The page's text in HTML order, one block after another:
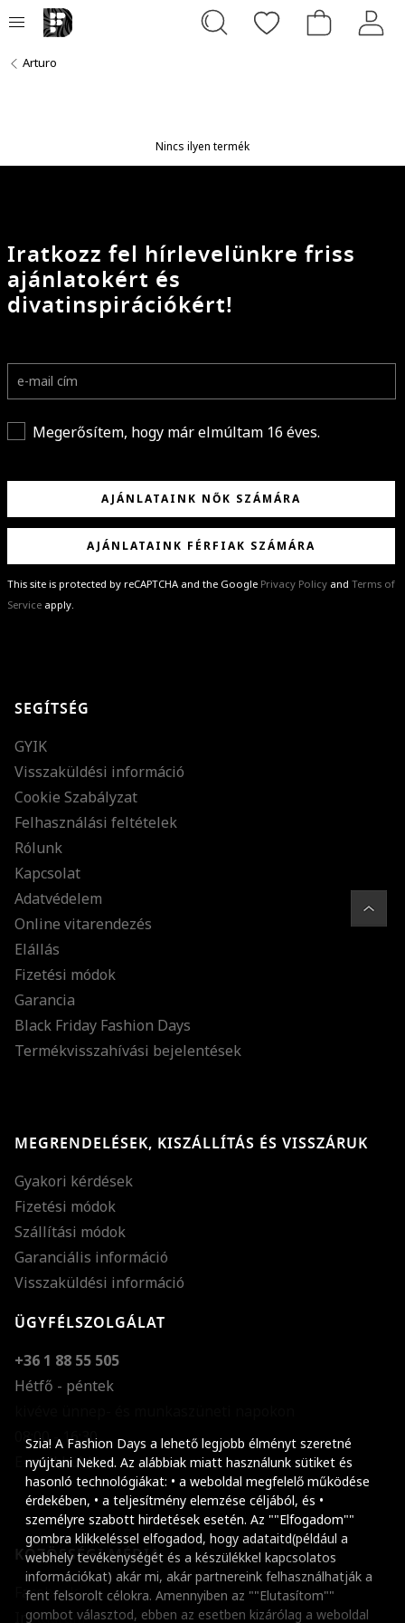
Szia! A Fashion Days a lehető legjobb élményt szeretné
nyújtani Neked. Az alábbiak miatt használunk sütiket és
hasonló technológiákat: • a weboldal megfelelő működése
érdekében, • a teljesítmény elemzése céljából, és •
személyre szabott hirdetések esetén. Az ""Elfogadom""
gombra klikkeléssel elfogadod, hogy adataitd(például a
webhely tevékenységét és a készülékkel kapcsolatos
információkat) akár mi, akár partnereink felhasználhatják a
fent felsorolt célokra. Amennyiben az ""Elutasítom""
gombot választod, ebben az esetben kizárólag a weboldal
Arturo
Nincs ilyen termék
Iratkozz fel hírlevelünkre friss
ajánlatokért és
divatinspirációkért!
Megerősítem, hogy már elmúltam 16 éves.
AJÁNLATAINK NŐK SZÁMÁRA
AJÁNLATAINK FÉRFIAK SZÁMÁRA
This site is protected by reCAPTCHA and the Google Privacy Policy and Terms of
Service apply.
különleges ajánlatainkat és stílustippjeinket!
SEGÍTSÉG
GYIK
Visszaküldési információ
Cookie Szabályzat
Felhasználási feltételek
Rólunk
Kapcsolat
Adatvédelem
Online vitarendezés
Elállás
Fizetési módok
Garancia
Black Friday Fashion Days
Termékvisszahívási bejelentések
MEGRENDELÉSEK, KISZÁLLÍTÁS ÉS VISSZÁRUK
Gyakori kérdések
Fizetési módok
Szállítási módok
Garanciális információ
Visszaküldési információ
ÜGYFÉLSZOLGÁLAT
+36 1 88 55 505
Hétfő - péntek
08:00 - 16:30
E-mail küldése
KÖZÖSSÉGI MÉDIA
Facebook
Instagram
Szöveg méretének
Szóköz növelése
Szóköz csökkentése
Sortávolság
Sortávolság